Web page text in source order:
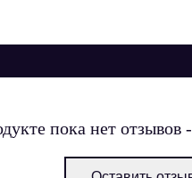
пока нет